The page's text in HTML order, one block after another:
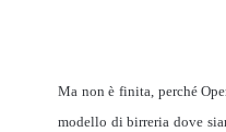
Ma non è finita, perché
modello di birreria dove